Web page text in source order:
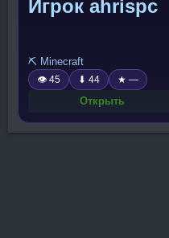
Игрок ahrispc
⛏️ Minecraft
👁 45 ⬇ 44 ★ —
Открыть